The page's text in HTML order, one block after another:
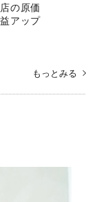
の原価
アップ
もっとみる